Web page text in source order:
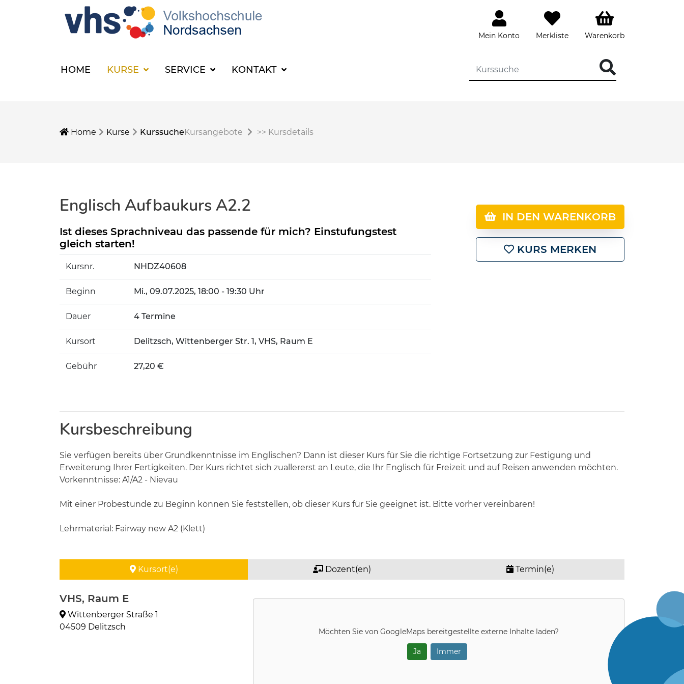
Mein Konto Merkliste Warenkorb
HOME KURSE SERVICE KONTAKT
Home Kurse KurssucheKursangebote >> Kursdetails
Englisch Aufbaukurs A2.2
Ist dieses Sprachniveau das passende für mich? Einstufungstest
gleich starten!
Kursnr. NHDZ40608
Beginn Mi., 09.07.2025, 18:00 - 19:30 Uhr
Dauer 4 Termine
Kursort Delitzsch, Wittenberger Str. 1, VHS, Raum E
Gebühr 27,20 €
IN DEN WARENKORB
KURS MERKEN
Kursbeschreibung
Sie verfügen bereits über Grundkenntnisse im Englischen? Dann ist dieser Kurs für Sie die richtige Fortsetzung zur Festigung und
Erweiterung Ihrer Fertigkeiten. Der Kurs richtet sich zuallererst an Leute, die Ihr Englisch für Freizeit und auf Reisen anwenden möchten.
Vorkenntnisse: A1/A2 - Nievau
Mit einer Probestunde zu Beginn können Sie feststellen, ob dieser Kurs für Sie geeignet ist. Bitte vorher vereinbaren!
Lehrmaterial: Fairway new A2 (Klett)
Kursort(e) Dozent(en) Termin(e)
VHS, Raum E
Wittenberger Straße 1
04509 Delitzsch
Möchten Sie von GoogleMaps bereitgestellte externe Inhalte laden?
Ja Immer